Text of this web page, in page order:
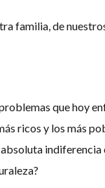
familia, de
que hoy
ricos y los más